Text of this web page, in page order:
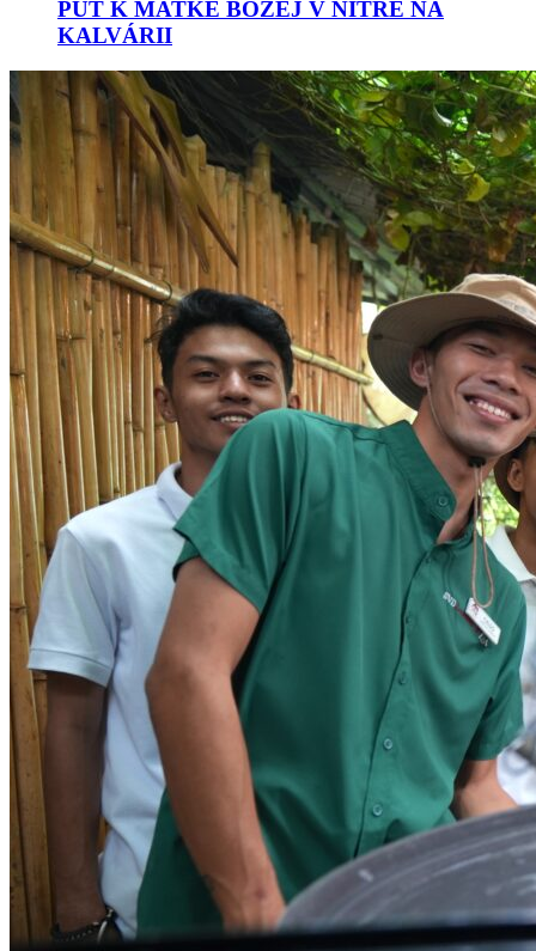
PÚŤ K MATKE BOŽEJ V NITRE NA
KALVÁRII